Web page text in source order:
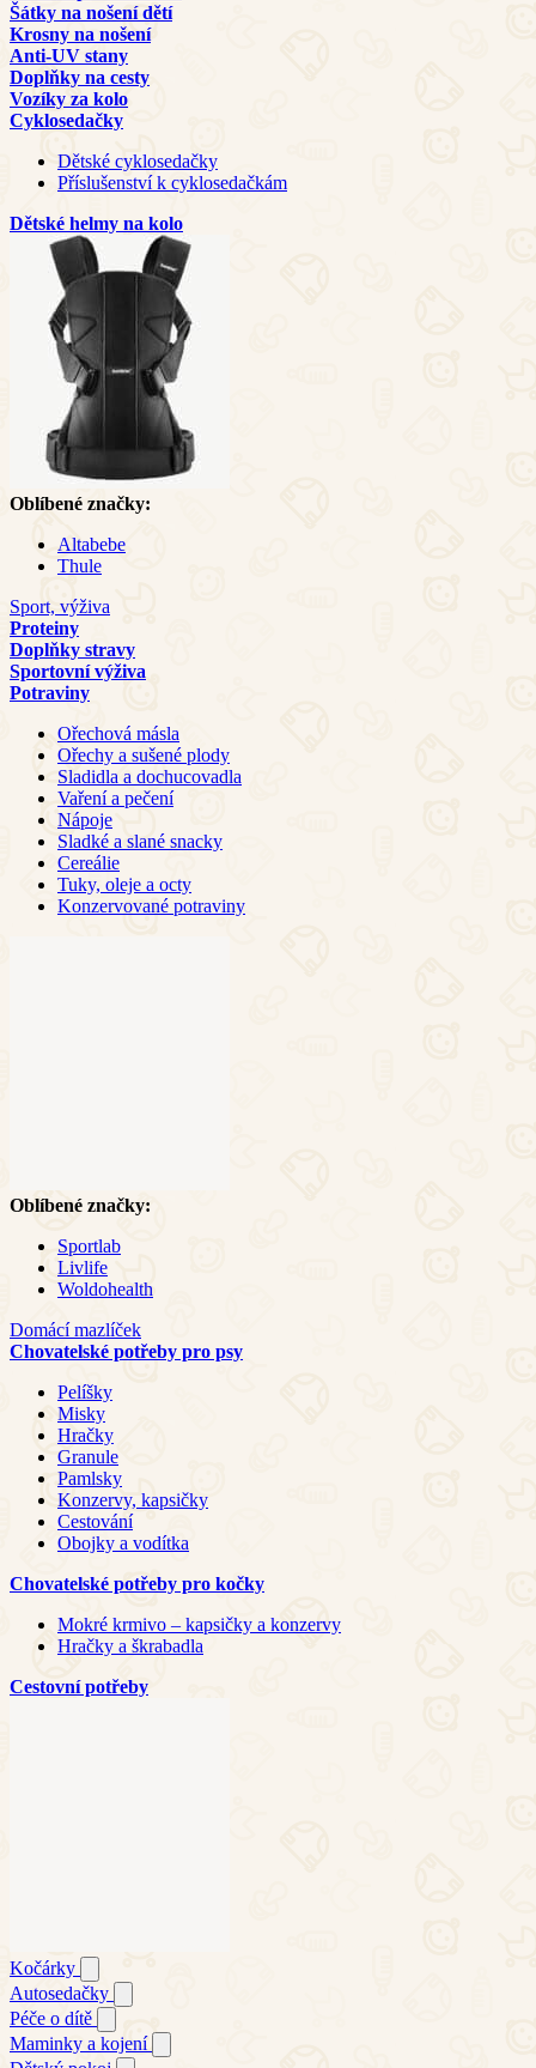
Šátky na nošení dětí
Krosny na nošení
Anti-UV stany
Doplňky na cesty
Vozíky za kolo
Cyklosedačky
Dětské cyklosedačky
Příslušenství k cyklosedačkám
Dětské helmy na kolo
Oblíbené značky:
Altabebe
Thule
Sport, výživa
Proteiny
Doplňky stravy
Sportovní výživa
Potraviny
Ořechová másla
Ořechy a sušené plody
Sladidla a dochucovadla
Vaření a pečení
Nápoje
Sladké a slané snacky
Cereálie
Tuky, oleje a octy
Konzervované potraviny
Oblíbené značky:
Sportlab
Livlife
Woldohealth
Domácí mazlíček
Chovatelské potřeby pro psy
Pelíšky
Misky
Hračky
Granule
Pamlsky
Konzervy, kapsičky
Cestování
Obojky a vodítka
Chovatelské potřeby pro kočky
Mokré krmivo – kapsičky a konzervy
Hračky a škrabadla
Cestovní potřeby
Kočárky
Autosedačky
Péče o dítě
Maminky a kojení